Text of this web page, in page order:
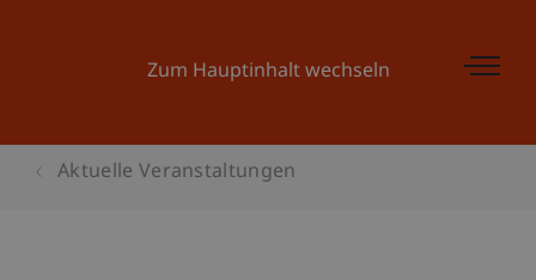
Zum Hauptinhalt wechseln
Aktuelle Veranstaltungen